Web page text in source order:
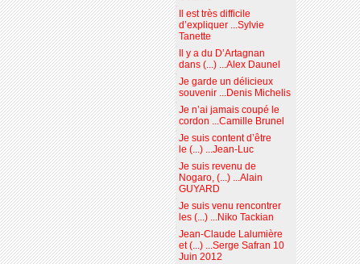
Il est très difficile
d’expliquer ...Sylvie
Tanette
Il y a du D’Artagnan
dans (...) ...Alex Daunel
Je garde un délicieux
souvenir ...Denis Michelis
Je n’ai jamais coupé le
cordon ...Camille Brunel
Je suis content d’être
le (...) ...Jean-Luc
Je suis revenu de
Nogaro, (...) ...Alain
GUYARD
Je suis venu rencontrer
les (...) ...Niko Tackian
Jean-Claude Lalumière
et (...) ...Serge Safran 10
Juin 2012